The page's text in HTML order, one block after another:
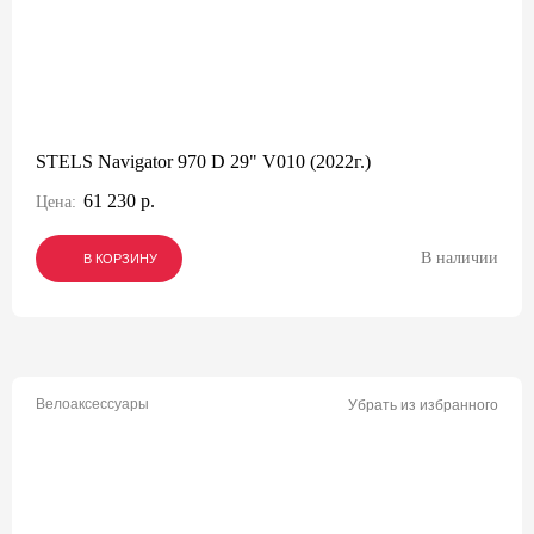
STELS Navigator 970 D 29" V010 (2022г.)
Цена: 61 230 р.
В КОРЗИНУ
В КОРЗИНУ
В КОРЗИНУ В наличии
Велоаксессуары Убрать из избранного